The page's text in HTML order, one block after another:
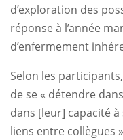
d’exploration des
réponse à l’année
d’enfermement
Selon les
de se « détendre
dans [leur] capacité
liens entre collègues